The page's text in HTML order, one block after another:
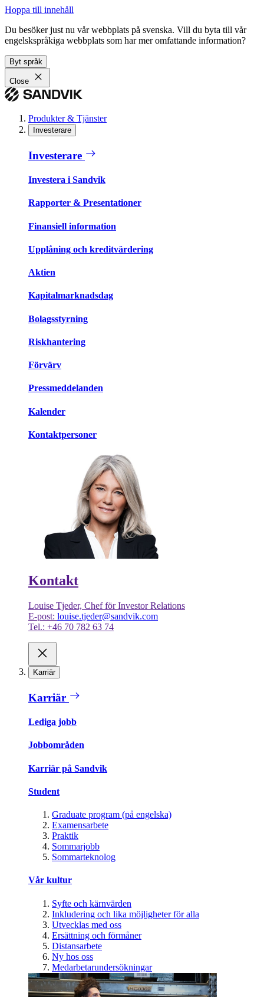
Hoppa till innehåll
Du besöker just nu vår webbplats på svenska. Vill du byta till vår
engelskspråkiga webbplats som har mer omfattande information?
Byt språk
Close
Produkter & Tjänster
Investerare
Investerare
Investera i Sandvik
Rapporter & Presentationer
Finansiell information
Upplåning och kreditvärdering
Aktien
Kapitalmarknadsdag
Bolagsstyrning
Riskhantering
Förvärv
Pressmeddelanden
Kalender
Kontaktpersoner
Kontakt
Louise Tjeder, Chef för Investor Relations
E-post: louise.tjeder@sandvik.com
Tel.: +46 70 782 63 74
Karriär
Karriär
Lediga jobb
Jobbområden
Karriär på Sandvik
Student
Graduate program (på engelska)
Examensarbete
Praktik
Sommarjobb
Sommarteknolog
Vår kultur
Syfte och kärnvärden
Inkludering och lika möjligheter för alla
Utvecklas med oss
Ersättning och förmåner
Distansarbete
Ny hos oss
Medarbetarundersökningar